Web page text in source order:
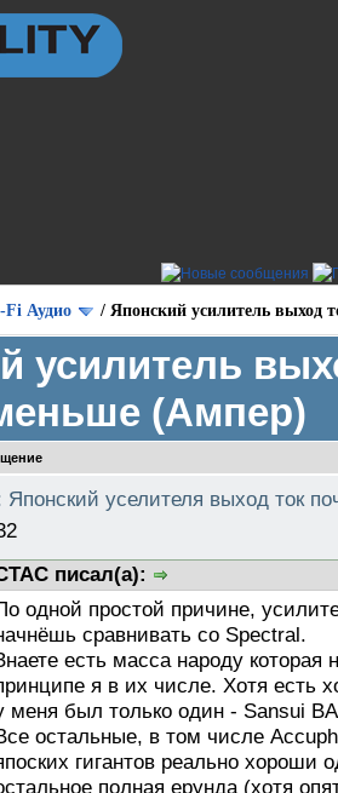
Fi Аудио / Японский усилитель выход
усилитель
(Ампер)
Японский уселителя выход ток
писал(а):
одной простой причине,
сравнивать со Spectral.
есть масса народу
я в их числе. Хотя есть
меня был только один - Sansui
остальные, в том числе
гигантов реально хороши
полная ерунда (хотя